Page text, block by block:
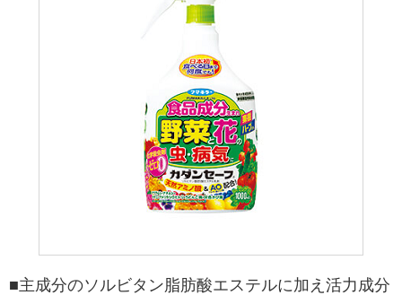
■主成分のソルビタン脂肪酸エステルに加え活力成分